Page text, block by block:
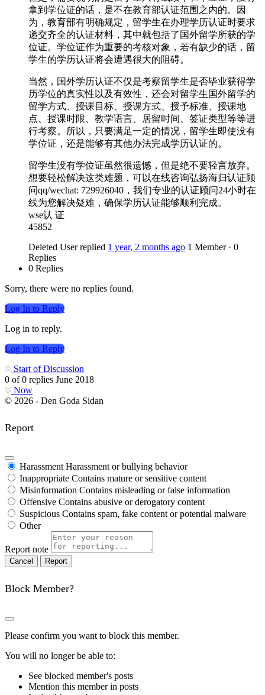
拿到学位证的话，是不在教育部认证范围之内的。因
为，教育部有明确规定，留学生在办理学历认证时要求
递交齐全的认证材料，其中就包括了国外留学所获的学
位证。学位证作为重要的考核对象，若有缺少的话，留
学生的学历认证将会遭遇很大的阻碍。
当然，国外学历认证不仅是考察留学生是否毕业获得学
历学位的真实性以及有效性，还会对留学生国外留学的
留学方式、授课目标、授课方式、授予标准、授课地
点、授课时限、教学语言、居留时间、签证类型等等进
行考察。所以，只要满足一定的情况，留学生即使没有
学位证，还是能够有其他办法完成学历认证的。
留学生没有学位证虽然很遗憾，但是绝不要轻言放弃。
想要轻松解决这类难题，可以在线咨询弘扬海归认证顾
问qq/wechat: 729926040，我们专业的认证顾问24小时在
线为您解决疑难，确保学历认证能够顺利完成。
wse认 证
45852
Deleted User replied 1 year, 2 months ago 1 Member · 0
Replies
0 Replies
Sorry, there were no replies found.
Log In to Reply
Log in to reply.
Log In to Reply
Start of Discussion
0 of0 replies June 2018
Now
© 2026 - Den Goda Sidan
Report
Harassment Harassment or bullying behavior
Inappropriate Contains mature or sensitive content
Misinformation Contains misleading or false information
Offensive Contains abusive or derogatory content
Suspicious Contains spam, fake content or potential malware
Other
Report note
Report
Block Member?
Please confirm you want to block this member.
You will no longer be able to:
See blocked member's posts
Mention this member in posts